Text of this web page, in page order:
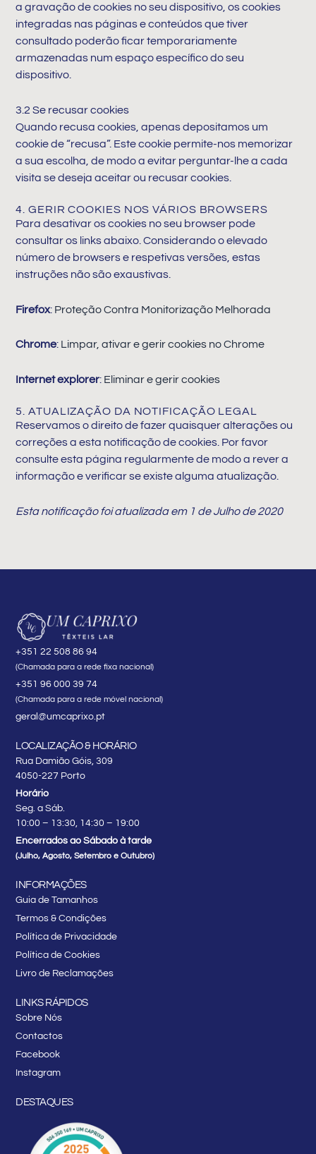
a gravação de cookies no seu dispositivo, os cookies
integradas nas páginas e conteúdos que tiver
consultado poderão ficar temporariamente
armazenadas num espaço específico do seu
dispositivo.
3.2 Se recusar cookies
Quando recusa cookies, apenas depositamos um
cookie de “recusa”. Este cookie permite-nos memorizar
a sua escolha, de modo a evitar perguntar-lhe a cada
visita se deseja aceitar ou recusar cookies.
4. GERIR COOKIES NOS VÁRIOS BROWSERS
Para desativar os cookies no seu browser pode
consultar os links abaixo. Considerando o elevado
número de browsers e respetivas versões, estas
instruções não são exaustivas.
Firefox: Proteção Contra Monitorização Melhorada
Chrome: Limpar, ativar e gerir cookies no Chrome
Internet explorer: Eliminar e gerir cookies
5. ATUALIZAÇÃO DA NOTIFICAÇÃO LEGAL
Reservamos o direito de fazer quaisquer alterações ou
correções a esta notificação de cookies. Por favor
consulte esta página regularmente de modo a rever a
informação e verificar se existe alguma atualização.
Esta notificação foi atualizada em 1 de Julho de 2020
+351 22 508 86 94
(Chamada para a rede fixa nacional)
+351 96 000 39 74
(Chamada para a rede móvel nacional)
geral@umcaprixo.pt
LOCALIZAÇÃO & HORÁRIO
Rua Damião Góis, 309
4050-227 Porto
Horário
Seg. a Sáb.
10:00 – 13:30, 14:30 – 19:00
Encerrados ao Sábado à tarde
(Julho, Agosto, Setembro e Outubro)
INFORMAÇÕES
Guia de Tamanhos
Termos & Condições
Política de Privacidade
Política de Cookies
Livro de Reclamações
LINKS RÁPIDOS
Sobre Nós
Contactos
Facebook
Instagram
DESTAQUES